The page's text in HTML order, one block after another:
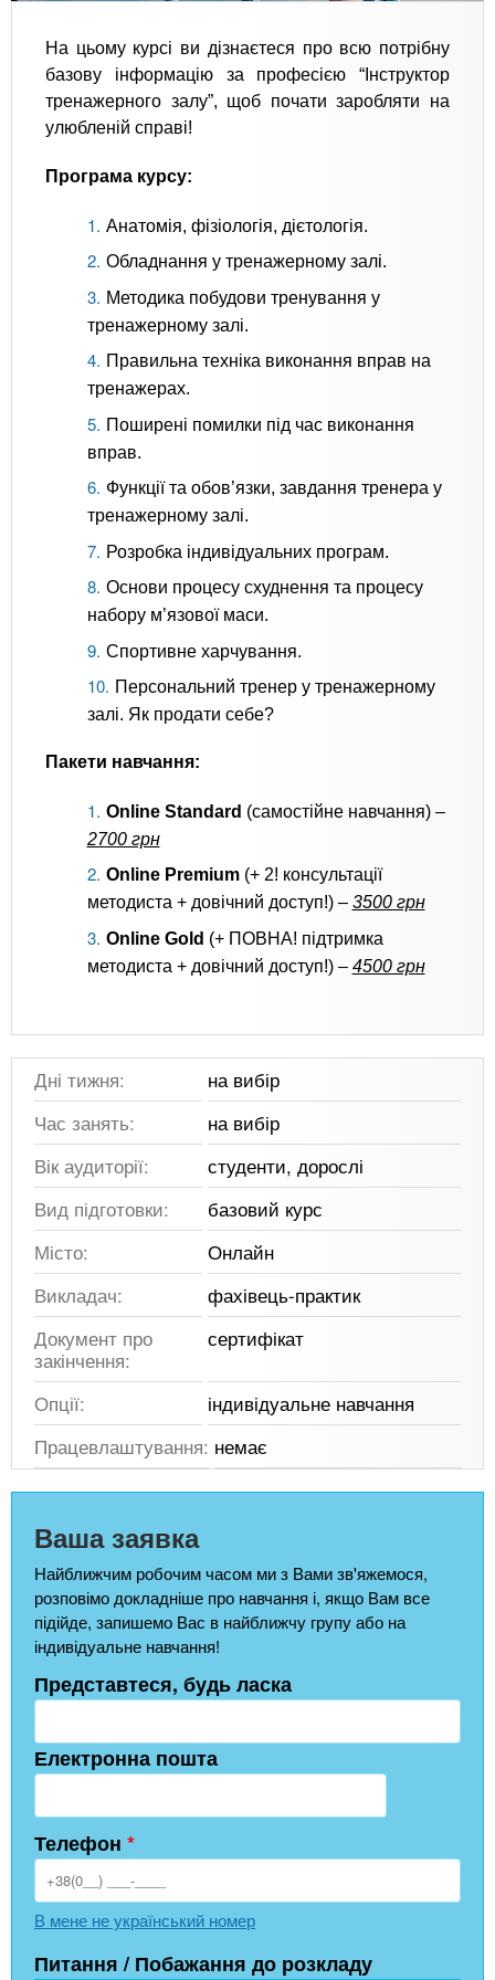
На цьому курсі ви дізнаєтеся про всю потрібну
базову інформацію за професією “Інструктор
тренажерного залу”, щоб почати заробляти на
улюбленій справі!
Програма курсу:
Анатомія, фізіологія, дієтологія.
Обладнання у тренажерному залі.
Методика побудови тренування у
тренажерному залі.
Правильна техніка виконання вправ на
тренажерах.
Поширені помилки під час виконання
вправ.
Функції та обов’язки, завдання тренера у
тренажерному залі.
Розробка індивідуальних програм.
Основи процесу схуднення та процесу
набору м’язової маси.
Спортивне харчування.
Персональний тренер у тренажерному
залі. Як продати себе?
Пакети навчання:
Online Standard (самостійне навчання) –
2700 грн
Online Premium(+ 2! консультації
методиста + довічний доступ!) – 3500 грн
Online Gold (+ ПОВНА! підтримка
методиста + довічний доступ!) – 4500 грн
Дні тижня:
на вибір
Час занять:
на вибір
Вік аудиторії:
студенти, дорослі
Вид підготовки:
базовий курс
Місто:
Онлайн
Викладач:
фахівець-практик
Документ про
закінчення:
сертифікат
Опції:
індивідуальне навчання
Працевлаштування: немає
Ваша заявка
Найближчим робочим часом ми з Вами зв'яжемося,
розповімо докладніше про навчання і, якщо Вам все
підійде, запишемо Вас в найближчу групу або на
індивідуальне навчання!
Представтеся, будь ласка
Електронна пошта
Телефон *
В мене не український номер
Питання / Побажання до розкладу